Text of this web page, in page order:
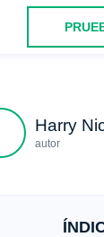
Harry
autor
3. Qustodio